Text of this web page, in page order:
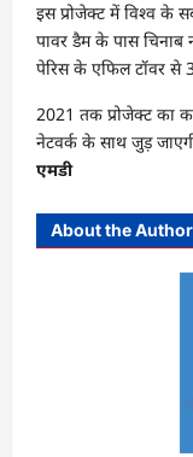
इस प्रोजेक्ट में विश्व के
पावर डैम के पास चिनाब
पेरिस के एफिल टॉवर से
2021 तक प्रोजेक्ट का
नेटवर्क के साथ जुड़
एमडी
About the Author